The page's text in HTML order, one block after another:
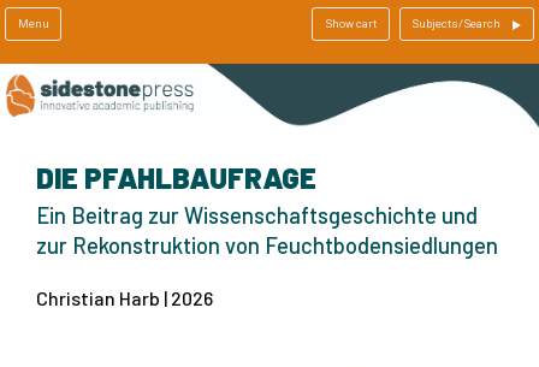
Menu Show cart Subjects/Search
DIE PFAHLBAUFRAGE
Ein Beitrag zur Wissenschaftsgeschichte und
zur Rekonstruktion von Feuchtbodensiedlungen
Christian Harb | 2026